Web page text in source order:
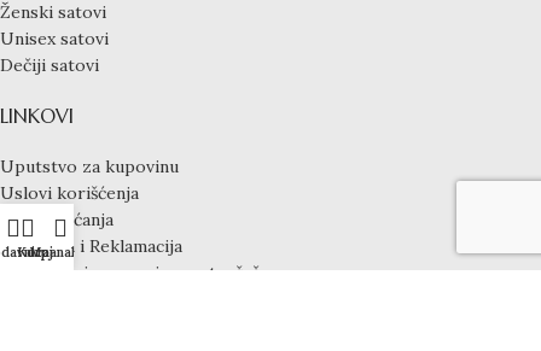
Ženski satovi
Unisex satovi
Dečiji satovi
LINKOVI
Uputstvo za kupovinu
Uslovi korišćenja
Način plaćanja
Garancija i Reklamacija
Obaveštenje o pravima potrošača
Korpa
Moj nalog